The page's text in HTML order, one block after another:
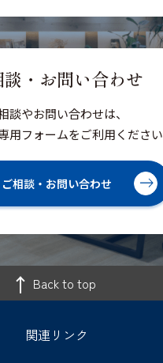
談・お問い合わせ
談やお問い合わせは、
用フォームをご利用ください
ご相談・お問い合わせ
Back to top
関連リンク